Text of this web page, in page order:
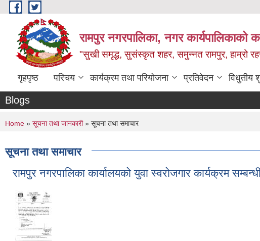
Skip to main content
रामपुर नगरपालिका, नगर कार्यपालिकाको
"सुखी समृद्ध, सुसंस्कृत शहर, समुन्नत रामपुर, हाम्रो
गृहपृष्ठ परिचय कार्यक्रम तथा परियोजना प्रतिवेदन विधुतीय
Blogs
You are here
Home » सूचना तथा जानकारी» सूचना तथा समाचार
सूचना तथा समाचार
रामपुर नगरपालिका कार्यालयको युवा स्वरोजगार कार्यक्रम